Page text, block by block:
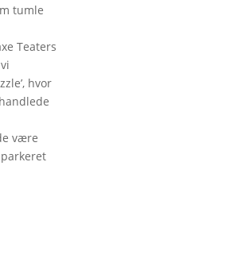
tumle
Teaters
hvor
være